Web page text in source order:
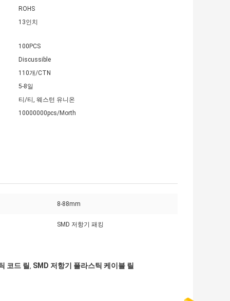
ROHS
13인치
100PCS
Discussible
110개/CTN
5-8일
티/티, 웨스턴 유니온
10000000pcs/Morth
8-88mm
SMD 저항기 패킹
코드 릴, SMD 저항기 플라스틱 케이블 릴